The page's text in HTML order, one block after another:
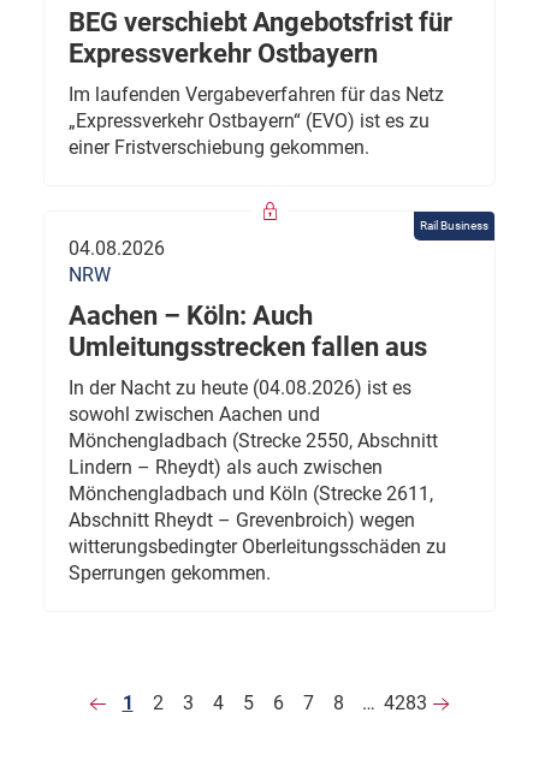
BEG verschiebt Angebotsfrist für
Expressverkehr Ostbayern
Im laufenden Vergabeverfahren für das Netz
„Expressverkehr Ostbayern“ (EVO) ist es zu
einer Fristverschiebung gekommen.
Rail Business
04.08.2026
NRW
Aachen – Köln: Auch
Umleitungsstrecken fallen aus
In der Nacht zu heute (04.08.2026) ist es
sowohl zwischen Aachen und
Mönchengladbach (Strecke 2550, Abschnitt
Lindern – Rheydt) als auch zwischen
Mönchengladbach und Köln (Strecke 2611,
Abschnitt Rheydt – Grevenbroich) wegen
witterungsbedingter Oberleitungsschäden zu
Sperrungen gekommen.
1 2 3 4 5 6 7 8 … 4283